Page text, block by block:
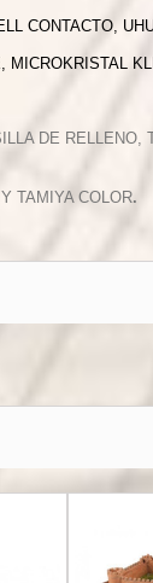
CONTACTO,
MICROKRISTAL
DE RELLENO,
TAMIYA COLOR.